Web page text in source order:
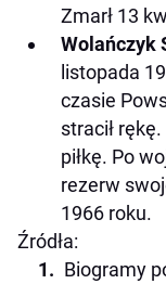
Zmarł 13
Wolańczyk
listopada
czasie
stracił
piłkę. Po
rezerw
1966 roku.
Źródła:
Biogramy